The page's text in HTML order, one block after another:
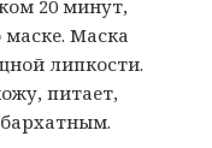
20 минут,
Маска
липкости.
питает,